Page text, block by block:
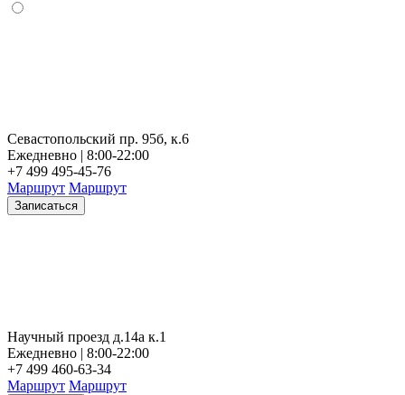
Севастопольский пр. 95б, к.6
Ежедневно | 8:00-22:00
+7 499 495-45-76
Маршрут Маршрут
Записаться
Научный проезд д.14а к.1
Ежедневно | 8:00-22:00
+7 499 460-63-34
Маршрут Маршрут